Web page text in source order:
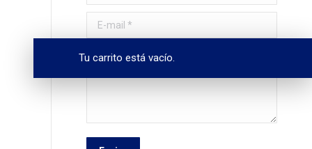
Tu carrito está vacío.
E-mail *
Mensaje